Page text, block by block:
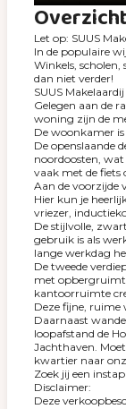
Overzicht
Let op: SUUS
In de populaire
Winkels,
dan niet verder!
SUUS
Gelegen aan de
woning zijn de
De woonkamer
De openslaande
noordoosten,
vaak met de fiets
Aan de voorzijde
Hier kun je
vriezer,
De stijlvolle,
gebruik is als
lange werkdag
De tweede
met
kantoorruimte
Deze fijne, ruime
Daarnaast
loopafstand de
Jachthaven.
kwartier naar
Zoek jij een
Disclaimer:
Deze